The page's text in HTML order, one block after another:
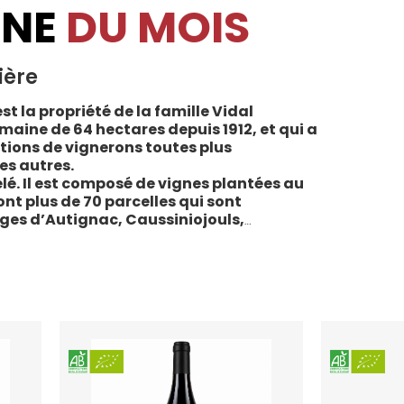
DU MOIS
la propriété de la famille Vidal
de 64 hectares depuis 1912, et qui a
de vignerons toutes plus
autres.
Il est composé de vignes plantées au
plus de 70 parcelles qui sont
d’Autignac, Caussiniojouls,
de l’aire de l’Appellation. La grande
la Liquière est agriculture biologique
le premier millésime certifié du domaine.
: pratiques respectueuses de
vendanges manuelles, vinifications
de la Liquière est adaptée à chaque